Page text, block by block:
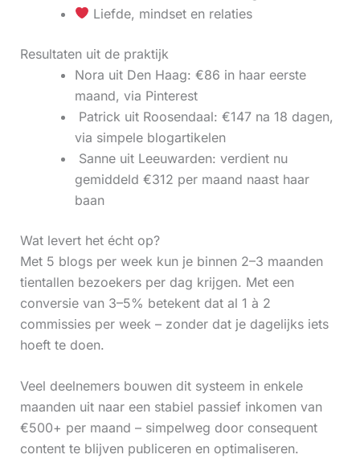
Liefde, mindset en relaties
Resultaten uit de praktijk
Nora uit Den Haag: €86 in haar eerste
maand, via Pinterest
‍ Patrick uit Roosendaal: €147 na 18 dagen,
via simpele blogartikelen
‍ Sanne uit Leeuwarden: verdient nu
gemiddeld €312 per maand naast haar
baan
Wat levert het écht op?
Met 5 blogs per week kun je binnen 2–3 maanden
tientallen bezoekers per dag krijgen. Met een
conversie van 3–5% betekent dat al 1 à 2
commissies per week – zonder dat je dagelijks iets
hoeft te doen.
Veel deelnemers bouwen dit systeem in enkele
maanden uit naar een stabiel passief inkomen van
€500+ per maand – simpelweg door consequent
content te blijven publiceren en optimaliseren.